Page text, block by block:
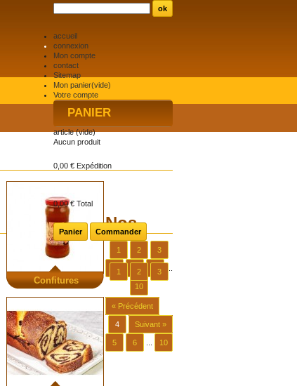
accueil
connexion
Mon compte
contact
Sitemap
Mon panier(vide)
Votre compte
PANIER
article (vide)
Aucun produit
0,00 € Expédition
0,00 € Total
Panier Commander
Confitures
Nos
« Précédent
1 2 3
10
Suivant »
1 2 3
4
5 6 10